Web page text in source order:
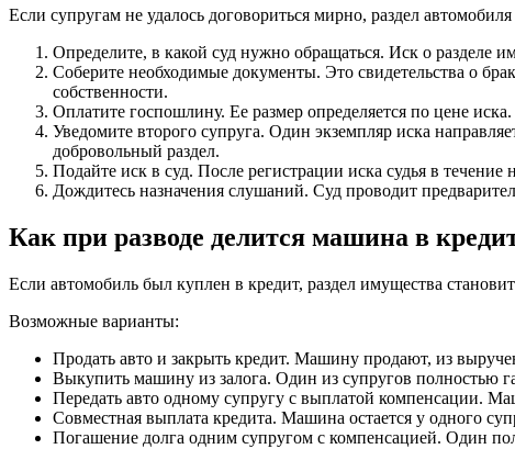
Если супругам не удалось договориться мирно, раздел
Определите, в какой суд нужно обращаться. Иск о разделе
Соберите необходимые документы. Это свидетельства о
собственности.
Оплатите госпошлину. Ее размер определяется по цене
Уведомите второго супруга. Один экземпляр иска
добровольный раздел.
Подайте иск в суд. После регистрации иска судья в
Дождитесь назначения слушаний. Суд проводит
Как при разводе делится машина в
Если автомобиль был куплен в кредит, раздел имущества
Возможные варианты:
Продать авто и закрыть кредит. Машину продают, из
Выкупить машину из залога. Один из супругов полностью
Передать авто одному супругу с выплатой компенсации.
Совместная выплата кредита. Машина остается у одного
Погашение долга одним супругом с компенсацией. Один